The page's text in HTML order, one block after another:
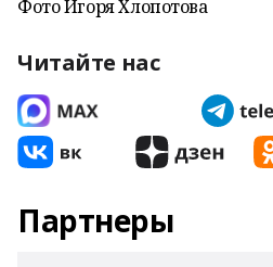
Фото Игоря Хлопотова
Читайте нас
Партнеры